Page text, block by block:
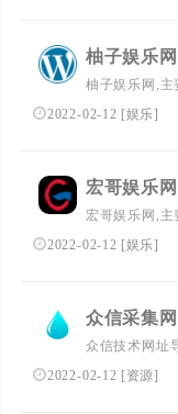
柚子娱乐网
柚子娱乐网,主
报,网赚资源
2022-02-12 [娱乐]
宏哥娱乐网
宏哥娱乐网,
报,网赚资源
2022-02-12 [娱乐]
众信采集网
众信技术网址
（
简洁的众信
2022-02-12 [资源]